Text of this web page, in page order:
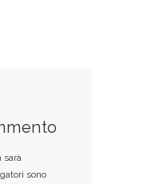
sarà
sono